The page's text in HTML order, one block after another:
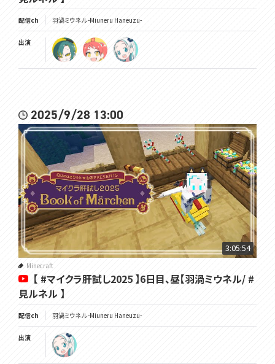
配信ch 羽渦ミウネル -Miuneru Haneuzu-
出演
2025/9/28 13:00
3:05:54
Minecraft
【 #マイクラ肝試し2025 】6日目、昼【羽渦ミウネル/ #
見ルネル 】
配信ch 羽渦ミウネル -Miuneru Haneuzu-
出演